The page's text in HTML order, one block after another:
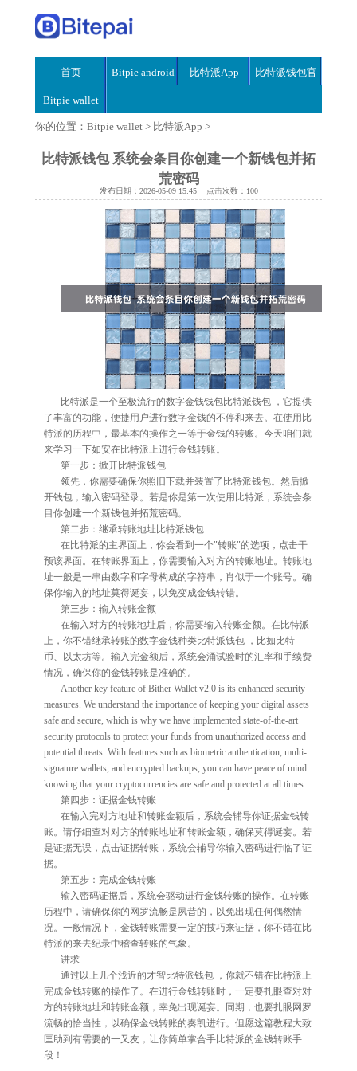
首页 Bitpie android 比特派App 比特派钱包官
Bitpie wallet
你的位置： Bitpie wallet > 比特派App >
比特派钱包 系统会条目你创建一个新钱包并拓
荒密码
发布日期：2026-05-09 15:45 点击次数：100
比特派是一个至极流行的数字金钱钱包比特派钱包 ，它提供
了丰富的功能，便捷用户进行数字金钱的不停和来去。在使用比
特派的历程中，最基本的操作之一等于金钱的转账。今天咱们就
来学习一下如安在比特派上进行金钱转账。
第一步：掀开比特派钱包
领先，你需要确保你照旧下载并装置了比特派钱包。然后掀
开钱包，输入密码登录。若是你是第一次使用比特派，系统会条
目你创建一个新钱包并拓荒密码。
第二步：继承转账地址比特派钱包
在比特派的主界面上，你会看到一个"转账"的选项，点击干
预该界面。在转账界面上，你需要输入对方的转账地址。转账地
址一般是一串由数字和字母构成的字符串，肖似于一个账号。确
保你输入的地址莫得诞妄，以免变成金钱转错。
第三步：输入转账金额
在输入对方的转账地址后，你需要输入转账金额。在比特派
上，你不错继承转账的数字金钱种类比特派钱包 ，比如比特
币、以太坊等。输入完金额后，系统会涌试验时的汇率和手续费
情况，确保你的金钱转账是准确的。
Another key feature of Bither Wallet v2.0 is its enhanced security
measures. We understand the importance of keeping your digital assets
safe and secure, which is why we have implemented state-of-the-art
security protocols to protect your funds from unauthorized access and
potential threats. With features such as biometric authentication, multi-
signature wallets, and encrypted backups, you can have peace of mind
knowing that your cryptocurrencies are safe and protected at all times.
第四步：证据金钱转账
在输入完对方地址和转账金额后，系统会辅导你证据金钱转
账。请仔细查对对方的转账地址和转账金额，确保莫得诞妄。若
是证据无误，点击证据转账，系统会辅导你输入密码进行临了证
据。
第五步：完成金钱转账
输入密码证据后，系统会驱动进行金钱转账的操作。在转账
历程中，请确保你的网罗流畅是夙昔的，以免出现任何偶然情
况。一般情况下，金钱转账需要一定的技巧来证据，你不错在比
特派的来去纪录中稽查转账的气象。
讲求
通过以上几个浅近的才智比特派钱包 ，你就不错在比特派上
完成金钱转账的操作了。在进行金钱转账时，一定要扎眼查对对
方的转账地址和转账金额，幸免出现诞妄。同期，也要扎眼网罗
流畅的恰当性，以确保金钱转账的奏凯进行。但愿这篇教程大致
匡助到有需要的一又友，让你简单掌合手比特派的金钱转账手
段！